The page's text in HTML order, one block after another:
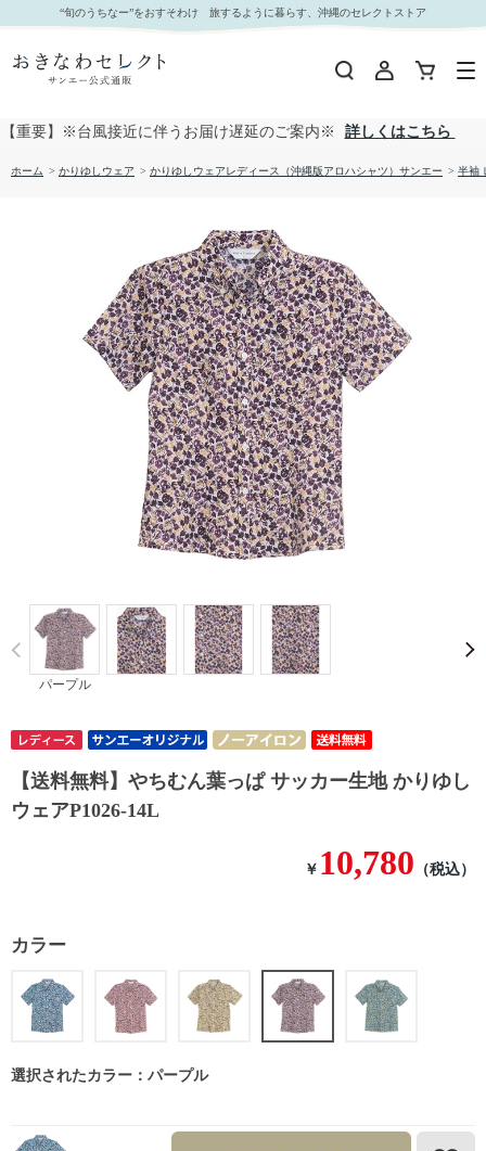
【送料無料】やちむん葉っぱ サッカー生地 かりゆしウェアP1026-14L｜おきなわセレクト サン
エー公式通販
“旬のうちなー”をおすそわけ 旅するように暮らす、沖縄のセレクトストア
【重要】※台風接近に伴うお届け遅延のご案内※ 詳しくはこちら
ホーム > かりゆしウェア > かりゆしウェアレディース（沖縄版アロハシャツ）サンエー > 半袖
パープル
Prev
【送料無料】やちむん葉っぱ サッカー生地 かりゆし
ウェアP1026-14L
￥ 10,780 （税込）
カラー
選択されたカラー：パープル